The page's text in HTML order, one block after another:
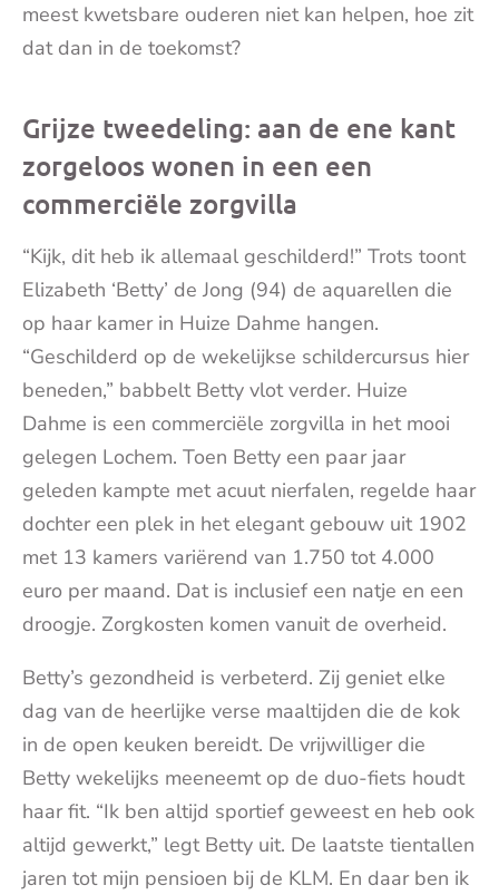
meest kwetsbare ouderen niet kan helpen, hoe zit
dat dan in de toekomst?
Grijze tweedeling: aan de ene kant
zorgeloos wonen in een een
commerciële zorgvilla
“Kijk, dit heb ik allemaal geschilderd!” Trots toont
Elizabeth ‘Betty’ de Jong (94) de aquarellen die
op haar kamer in Huize Dahme hangen.
“Geschilderd op de wekelijkse schildercursus hier
beneden,” babbelt Betty vlot verder. Huize
Dahme is een commerciële zorgvilla in het mooi
gelegen Lochem. Toen Betty een paar jaar
geleden kampte met acuut nierfalen, regelde haar
dochter een plek in het elegant gebouw uit 1902
met 13 kamers variërend van 1.750 tot 4.000
euro per maand. Dat is inclusief een natje en een
droogje. Zorgkosten komen vanuit de overheid.
Betty’s gezondheid is verbeterd. Zij geniet elke
dag van de heerlijke verse maaltijden die de kok
in de open keuken bereidt. De vrijwilliger die
Betty wekelijks meeneemt op de duo-fiets houdt
haar fit. “Ik ben altijd sportief geweest en heb ook
altijd gewerkt,” legt Betty uit. De laatste tientallen
jaren tot mijn pensioen bij de KLM. En daar ben ik